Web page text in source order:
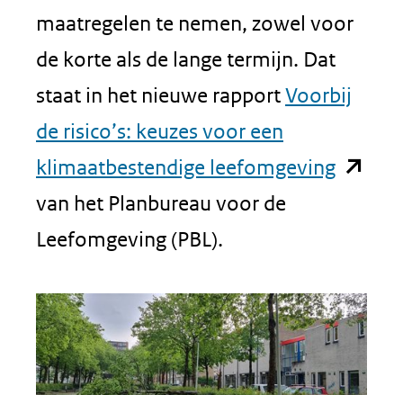
maatregelen te nemen, zowel voor
de korte als de lange termijn. Dat
staat in het nieuwe rapportVoorbij
de risico’s: keuzes voor een
klimaatbestendige leefomgeving(opent
naar
een
van het Planbureau voor de
Leefomgeving (PBL).